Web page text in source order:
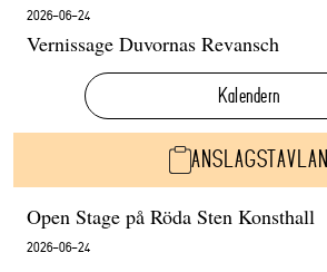
2026-06-24
Vernissage Duvornas Revansch
Kalendern
ANSLAGSTAVLAN
Open Stage på Röda Sten Konsthall
2026-06-24